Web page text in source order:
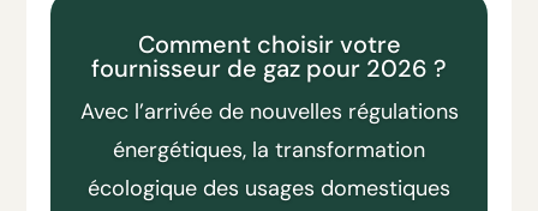
Comment choisir votre
fournisseur de gaz pour 2026 ?
Avec l’arrivée de nouvelles régulations
énergétiques, la transformation
écologique des usages domestiques